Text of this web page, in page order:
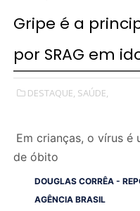
Gripe é a
por SRAG em
DESTAQUE, SAÚDE,
Em crianças, o vírus é
de óbito
DOUGLAS CORRÊA -
AGÊNCIA BRASIL